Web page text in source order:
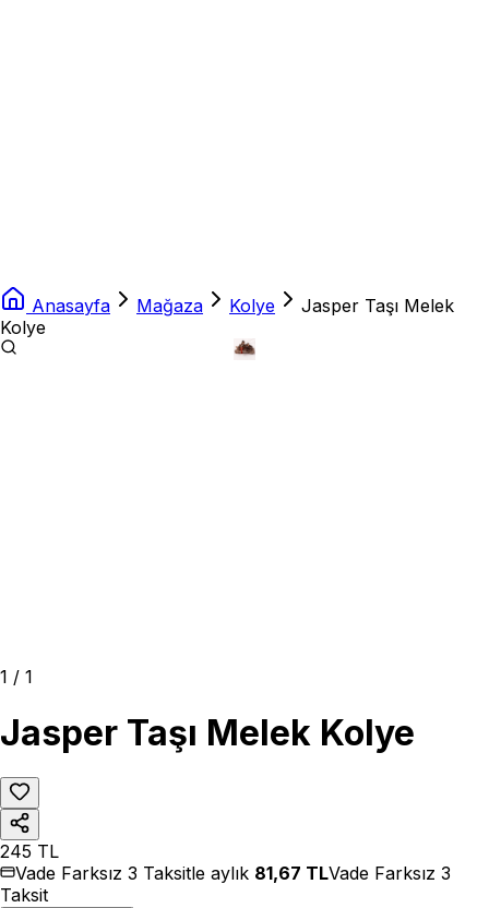
Anasayfa Mağaza Kolye
Jasper Taşı Melek
Kolye
1 / 1
Jasper Taşı Melek Kolye
245 TL
Vade Farksız 3 Taksitle aylık 81,67 TLVade Farksız 3
Taksit